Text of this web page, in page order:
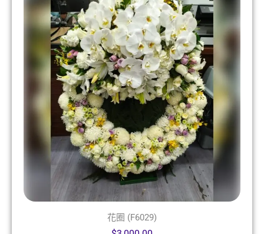
花圈 (F6029)